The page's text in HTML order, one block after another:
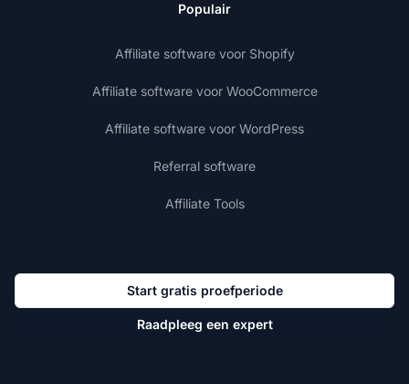
Populair
Affiliate software voor Shopify
Affiliate software voor WooCommerce
Affiliate software voor WordPress
Referral software
Affiliate Tools
Start gratis proefperiode
Raadpleeg een expert